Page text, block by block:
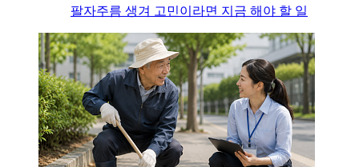
팔자주름 생겨 고민이라면 지금 해야 할 일